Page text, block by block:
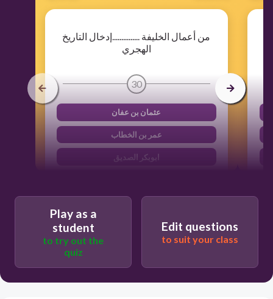
من أعمال الخليفة ...............إدخال التاريخ
الهجري
30
عثمان بن عفان
عمر بن الخطاب
ابوبكر الصديق
Play as a
student
to try out the
quiz
Edit questions
to suit your class